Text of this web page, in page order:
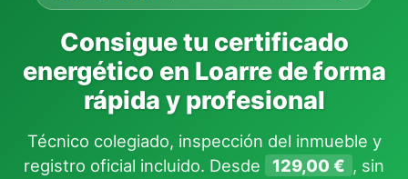
Consigue tu certificado
energético en Loarre de forma
rápida y profesional
Técnico colegiado, inspección del inmueble y
registro oficial incluido. Desde
129,00 € , sin